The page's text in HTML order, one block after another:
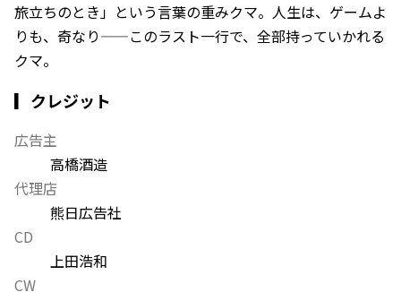
旅立ちのとき」という言葉の重みクマ。人生は、ゲームよ
りも、奇なり——このラスト一行で、全部持っていかれる
クマ。
▎クレジット
広告主
高橋酒造
代理店
熊日広告社
CD
上田浩和
CW